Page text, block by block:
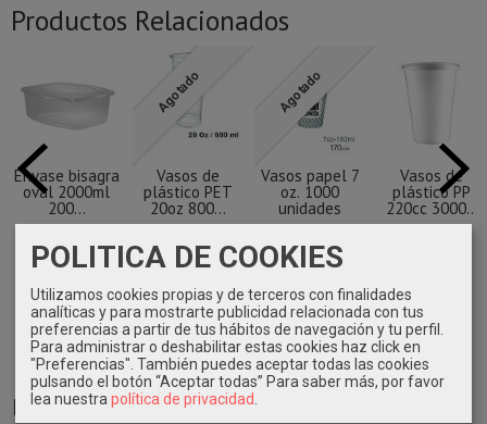
Marcas
Productos Relacionados
Envase bisagra
oval 2000ml
200...
74,38 €
Agotado
Vasos de
plástico PET
20oz 800...
100,04 €
Agotado
Vasos papel 7
oz. 1000
unidades
32,87 €
Vasos de
plástico PP
220cc 3000...
POLITICA DE COOKIES
Utilizamos cookies propias y de terceros con finalidades
analíticas y para mostrarte publicidad relacionada con tus
preferencias a partir de tus hábitos de navegación y tu perfil.
Para administrar o deshabilitar estas cookies haz click en
"Preferencias". También puedes aceptar todas las cookies
pulsando el botón “Aceptar todas” Para saber más, por favor
lea nuestra política de privacidad